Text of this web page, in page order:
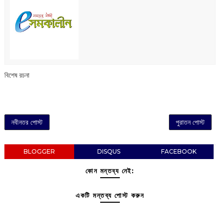
বিশেষ রচনা
নবীনতর পোস্ট পুরাতন পোস্ট
BLOGGER DISQUS FACEBOOK
কোন মন্তব্য নেই:
একটি মন্তব্য পোস্ট করুন